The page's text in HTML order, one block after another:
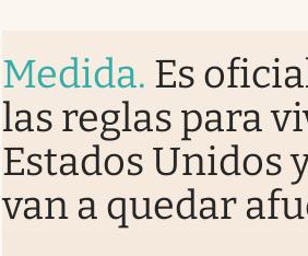
Medida. Es
las reglas para
Estados Unidos
van a quedar